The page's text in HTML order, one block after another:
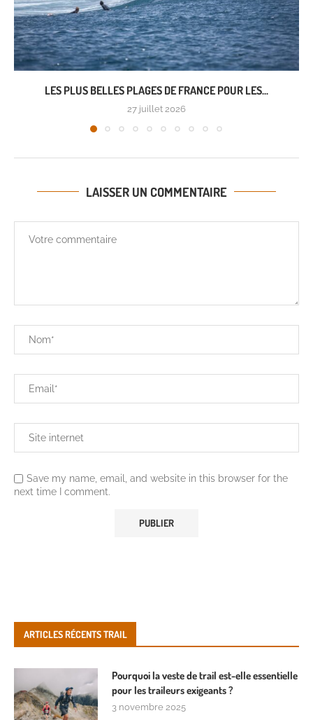
LES PLUS BELLES PLAGES DE FRANCE POUR LES...
27 juillet 2026
LAISSER UN COMMENTAIRE
Save my name, email, and website in this browser for the
next time I comment.
ARTICLES RÉCENTS TRAIL
Pourquoi la veste de trail est-elle essentielle
pour les traileurs exigeants ?
3 novembre 2025